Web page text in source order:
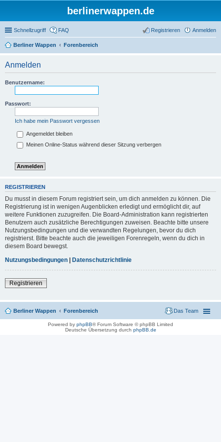
berlinerwappen.de
Schnellzugriff FAQ Anmelden
Registrieren
Berliner Wappen Forenbereich
Anmelden
Benutzername:
Passwort:
Ich habe mein Passwort vergessen
Angemeldet bleiben
Meinen Online-Status während dieser Sitzung verbergen
REGISTRIEREN
Du musst in diesem Forum registriert sein, um dich anmelden zu können. Die
Registrierung ist in wenigen Augenblicken erledigt und ermöglicht dir, auf
weitere Funktionen zuzugreifen. Die Board-Administration kann registrierten
Benutzern auch zusätzliche Berechtigungen zuweisen. Beachte bitte unsere
Nutzungsbedingungen und die verwandten Regelungen, bevor du dich
registrierst. Bitte beachte auch die jeweiligen Forenregeln, wenn du dich in
diesem Board bewegst.
Nutzungsbedingungen | Datenschutzrichtlinie
Registrieren
Berliner Wappen Forenbereich Das Team
Powered by phpBB® Forum Software © phpBB Limited
Deutsche Übersetzung durch phpBB.de